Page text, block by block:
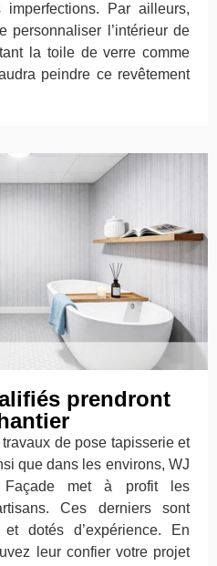
imperfections. Par ailleurs,
personnaliser l’intérieur de
la toile de verre comme
peindre ce revêtement
prendront
de pose tapisserie et
que dans les environs, WJ
Façade met à profit les
Ces derniers sont
dotés d’expérience. En
leur confier votre projet